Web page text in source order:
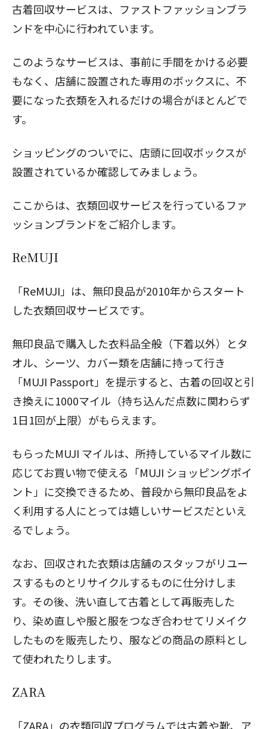
古着回収サービスは、ファストファッションブラ
ンドを中心に行われています。
このようなサービスは、事前に手間をかける必要
もなく、店舗に設置された専用のボックスに、不
要になった衣類を入れるだけの場合がほとんどで
す。
ショッピングのついでに、店頭に回収ボックスが
設置されているか確認してみましょう。
ここからは、衣類回収サービスを行っているファ
ッションブランドをご紹介します。
ReMUJI
「ReMUJI」は、無印良品が2010年からスタート
した衣類回収サービスです。
無印良品で購入した衣料品全般（下着以外）とタ
オル、シーツ、カバー類を店舗に持って行き
「MUJI Passport」を提示すると、古着の回収と引
き換えに1000マイル（持ち込んだ点数に関わらず
1日1回が上限）がもらえます。
もらったMUJI マイルは、所持しているマイル数に
応じてお買い物で使える「MUJI ショッピングポイ
ント」に交換できるため、普段から無印良品をよ
く利用する人にとっては嬉しいサービスだといえ
るでしょう。
なお、回収された衣類は店舗のスタッフがリユー
スするものとリサイクルするものに仕分けしま
す。その後、洗い直して古着として再販売した
り、染め直しや服と服をつなぎ合わせてリメイク
したものを販売したり、服などの商品の原料とし
て使われたりします。
ZARA
「ZARA」の衣類回収プログラムでは古着や靴、ア